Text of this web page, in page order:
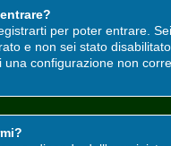
per poter entrare.
e non sei stato
configurazione non